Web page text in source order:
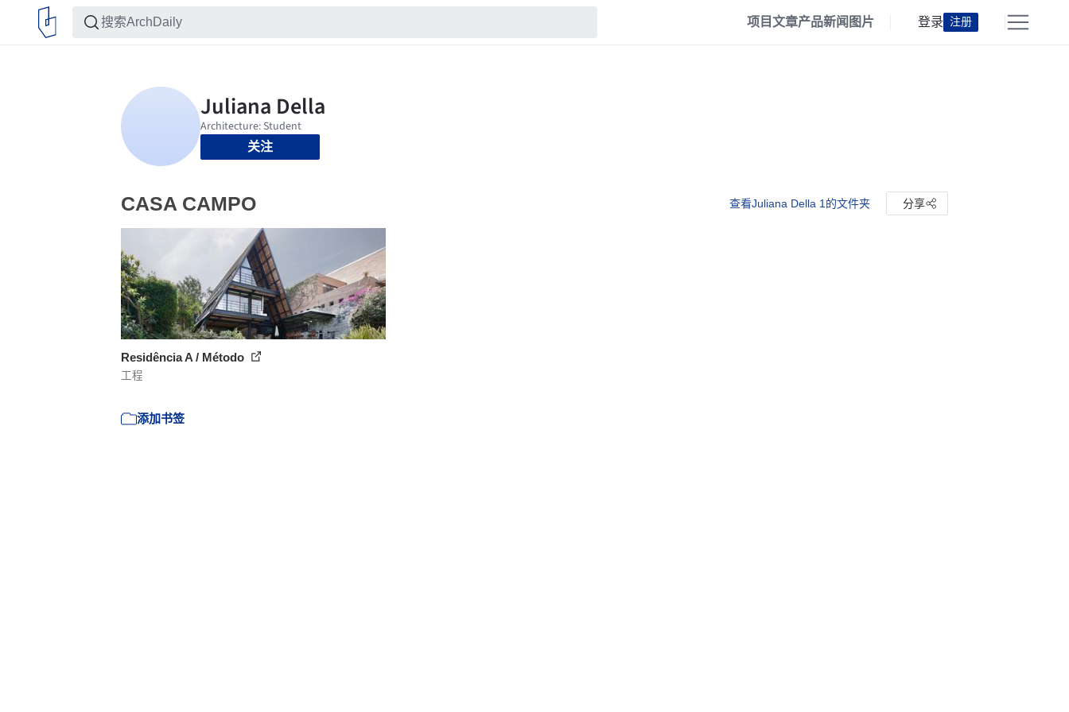
项目文章产品新闻 图片 登录 注册
关注
CASA CAMPO 查看Juliana Della 1的文件夹 分享
Residência A / Método
工程
添加书签